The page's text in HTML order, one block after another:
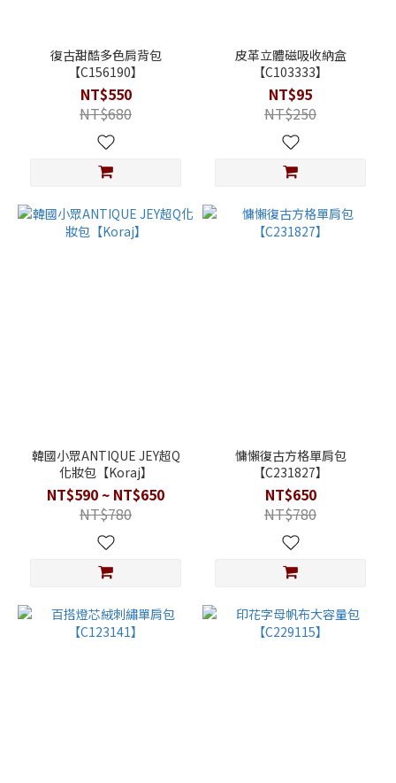
復古甜酷多色肩背包
【C156190】
NT$550
NT$680
皮革立體磁吸收納盒
【C103333】
NT$95
NT$250
韓國小眾ANTIQUE JEY超Q
化妝包【Koraj】
NT$590 ~ NT$650
NT$780
慵懶復古方格單肩包
【C231827】
NT$650
NT$780